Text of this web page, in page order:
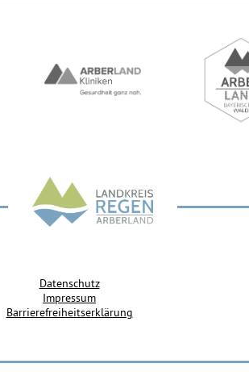
Datenschutz
Impressum
Barrierefreiheitserklärung